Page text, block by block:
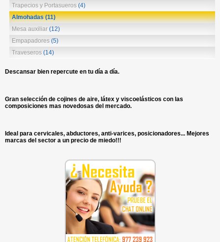
Trapecios y Portasueros (4)
Almohadas(11)
Mesa auxiliar (12)
Empapadores (5)
Traveseros (14)
Descansar bien repercute en tu día a día.
Gran selección de cojines de aire, látex y viscoelásticos con las
composiciones mas novedosas del mercado.
Ideal para cervicales, abductores, anti-varices, posicionadores... Mejores
marcas del sector a un precio de miedo!!!